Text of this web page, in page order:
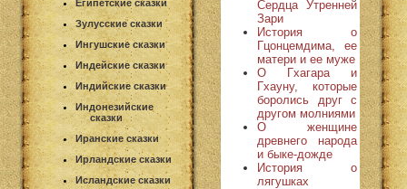
Египетские сказки
Зулусские сказки
Ингушские сказки
Индейские сказки
Индийские сказки
Индонезийские
сказки
Иранские сказки
Ирландские сказки
Исландские сказки
Сердца Утренней
Зари
История о
Гцонцемдима, ее
матери и ее муже
О Гхагара и
Гхауну, которые
боролись друг с
другом молниями
О женщине
древнего народа
и быке-дожде
История о
лягушках